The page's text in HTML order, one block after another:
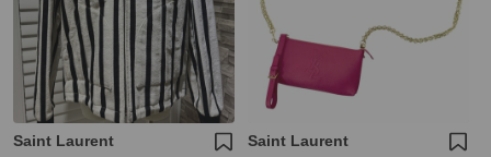
Saint Laurent Saint Laurent